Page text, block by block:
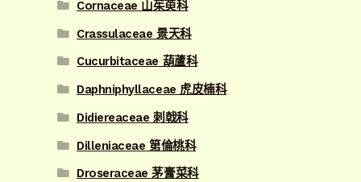
Cornaceae 山茱萸科
Crassulaceae 景天科
Cucurbitaceae 葫蘆科
Daphniphyllaceae 虎皮楠科
Didiereaceae 刺戟科
Dilleniaceae 第倫桃科
Droseraceae 茅膏菜科